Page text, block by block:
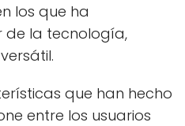
los que ha
la tecnología,
que han hecho
entre los usuarios